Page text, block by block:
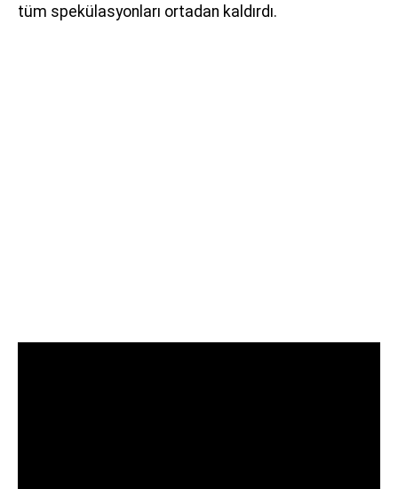
tüm spekülasyonları ortadan kaldırdı.